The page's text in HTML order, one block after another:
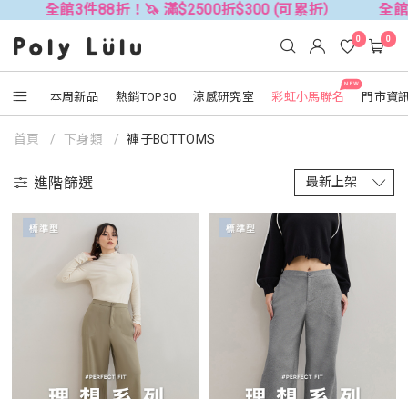
88折！🦄 滿$2500折$300 (可累折） 全館3件88折！
本周新品 熱銷TOP30 涼感研究室
NEW
彩虹小馬聯名 門市資
0 0
首頁 下身類 褲子BOTTOMS
進階篩選